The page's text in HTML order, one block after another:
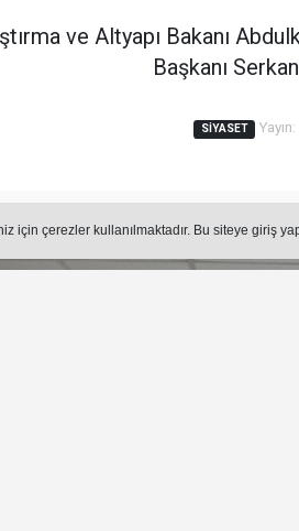
çerezler kullanılmaktadır. Bu siteye giriş
ve Altyapı Bakanı
Başkanı
SIYASET